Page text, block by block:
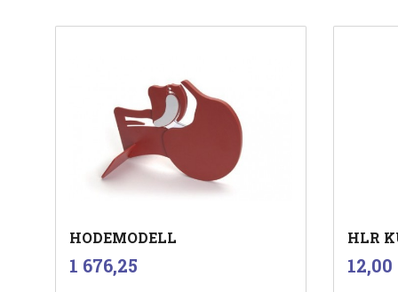
HODEMODELL
Pris
1 676,25
HLR
Pris
12,00